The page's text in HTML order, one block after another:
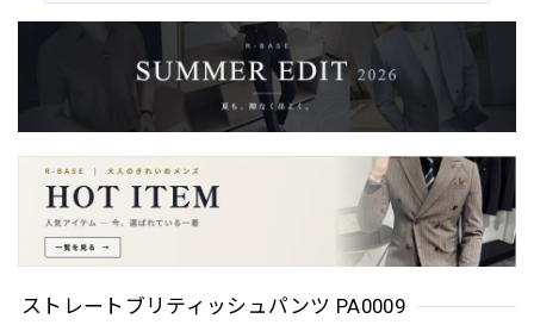
ストレートブリティッシュパンツ PA0009